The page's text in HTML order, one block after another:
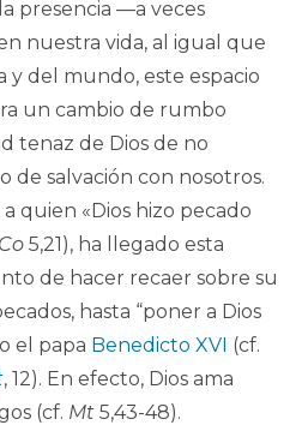
presencia —a veces
nuestra vida, al igual que
y del mundo, este espacio
un cambio de rumbo
tenaz de Dios de no
salvación con nosotros.
quien «Dios hizo pecado
5,21), ha llegado esta
de hacer recaer sobre su
hasta “poner a Dios
el papa Benedicto XVI (cf.
, 12). En efecto, Dios ama
(cf. Mt 5,43-48).